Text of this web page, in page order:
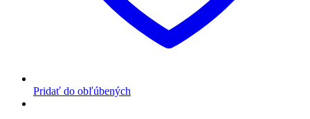
Pridať do obľúbených